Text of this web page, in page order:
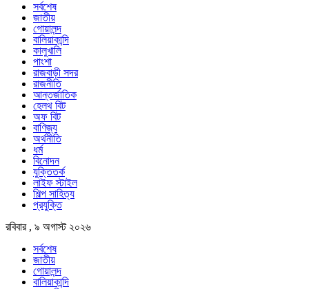
সর্বশেষ
জাতীয়
গোয়ালন্দ
বালিয়াকান্দি
কালুখালি
পাংশা
রাজবাড়ী সদর
রাজনীতি
আন্তর্জাতিক
হেলথ বিট
অফ বিট
বাণিজ্য
অর্থনীতি
ধর্ম
বিনোদন
যুক্তিতর্ক
লাইফ স্টাইল
শিল্প সাহিত্য
প্রযুক্তি
রবিবার , ৯ অগাস্ট ২০২৬
সর্বশেষ
জাতীয়
গোয়ালন্দ
বালিয়াকান্দি